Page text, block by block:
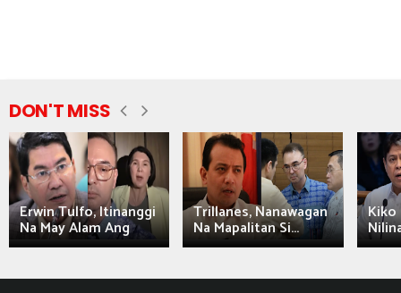
DON'T MISS
Erwin Tulfo, Itinanggi
Na May Alam Ang
Trillanes, Nanawagan
Na Mapalitan Si...
Kiko